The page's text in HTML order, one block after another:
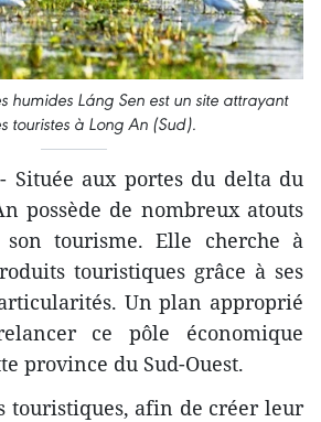
humides Láng Sen est un site attrayant
touristes à Long An (Sud).
Située aux portes du delta du
possède de nombreux atouts
tourisme. Elle cherche à
touristiques grâce à ses
Un plan approprié
ce pôle économique
province du Sud-Ouest.
touristiques, afin de créer leur